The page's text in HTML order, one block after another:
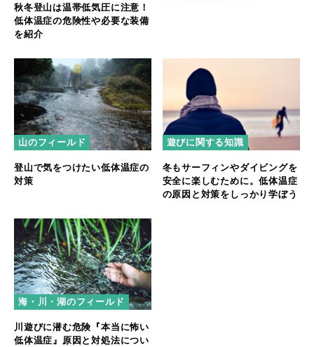
秋冬登山は温帯低気圧に注意！
低体温症の危険性や必要な装備
を紹介
山のフィールド
登山で気をつけたい低体温症の
対策
遊びに関する知識
冬もサーフィンやダイビングを
安全に楽しむために。低体温症
の原因と対策をしっかり学ぼう
海・川・湖のフィールド
川遊びに潜む危険『本当に怖い
低体温症』原因と対処法につい